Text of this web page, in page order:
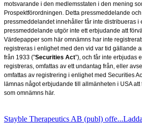
motsvarande i den medlemsstaten i den mening
Prospektförordningen. Detta pressmeddelande
pressmeddelandet innehåller får inte distribueras i
pressmeddelande utgör inte ett erbjudande att
Värdepapper som här omnämns har inte
registreras i enlighet med den vid var tid gällande
från 1933 (”Securities Act”), och får inte erbjudas
registreras, omfattas av ett undantag från, eller
omfattas av registrering i enlighet med Securities
lämnas något erbjudande till allmänheten i USA
som omnämns här.
Stayble Therapeutics AB (publ) offe...